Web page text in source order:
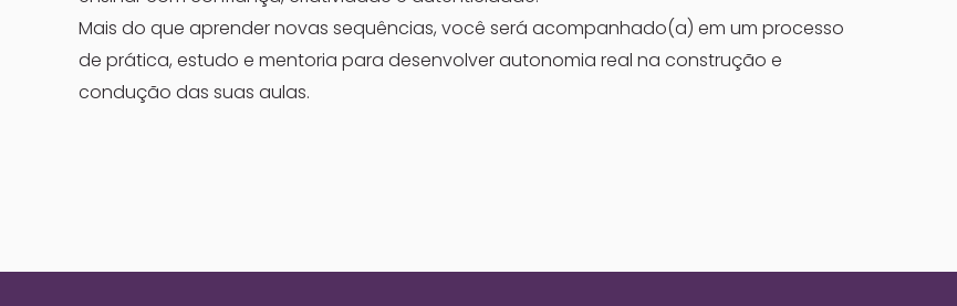
Mais do que aprender novas sequências, você será acompanhado(a) em um processo
de prática, estudo e mentoria para desenvolver autonomia real na construção e
condução das suas aulas.